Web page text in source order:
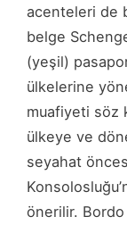
acenteleri de
belge
(yeşil)
ülkelerine
muafiyeti söz
ülkeye ve
seyahat
önerilir.